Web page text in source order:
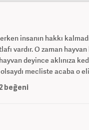
insanın hakkı
vardır. O zaman hayvan
deyince aklınıza
mecliste acaba o
2beğeni